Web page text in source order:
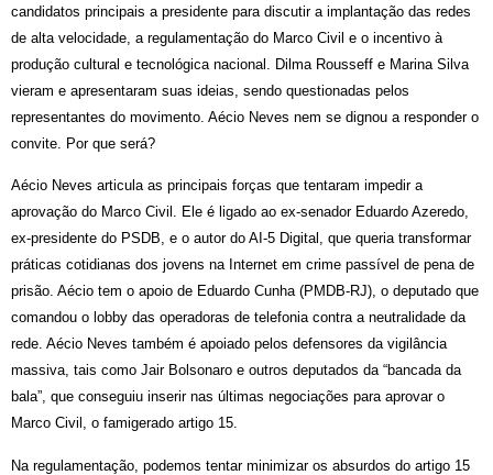
candidatos principais a presidente para discutir a implantação das redes
de alta velocidade, a regulamentação do Marco Civil e o incentivo à
produção cultural e tecnológica nacional. Dilma Rousseff e Marina Silva
vieram e apresentaram suas ideias, sendo questionadas pelos
representantes do movimento. Aécio Neves nem se dignou a responder o
convite. Por que será?
Aécio Neves articula as principais forças que tentaram impedir a
aprovação do Marco Civil. Ele é ligado ao ex-senador Eduardo Azeredo,
ex-presidente do PSDB, e o autor do AI-5 Digital, que queria transformar
práticas cotidianas dos jovens na Internet em crime passível de pena de
prisão. Aécio tem o apoio de Eduardo Cunha (PMDB-RJ), o deputado que
comandou o lobby das operadoras de telefonia contra a neutralidade da
rede. Aécio Neves também é apoiado pelos defensores da vigilância
massiva, tais como Jair Bolsonaro e outros deputados da “bancada da
bala”, que conseguiu inserir nas últimas negociações para aprovar o
Marco Civil, o famigerado artigo 15.
Na regulamentação, podemos tentar minimizar os absurdos do artigo 15